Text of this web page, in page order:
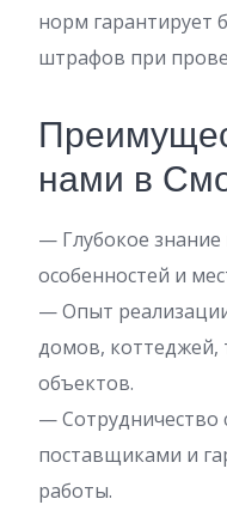
норм гарантирует
штрафов при
нами в
— Глубокое знание
особенностей и
— Опыт
домов, коттеджей,
объектов.
—
поставщиками и
работы.